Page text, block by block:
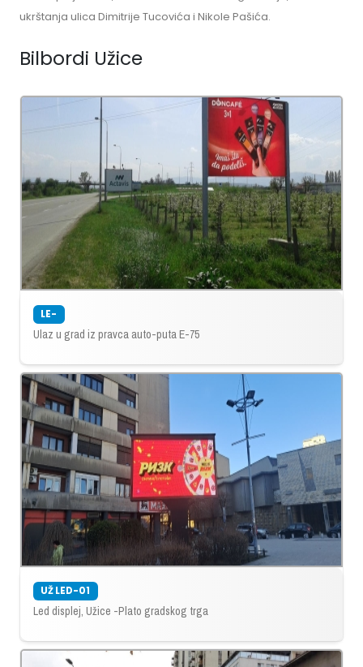
ukrštanja ulica Dimitrije Tucovića i Nikole Pašića.
Bilbordi Užice
LE-
Ulaz u grad iz pravca auto-puta E-75
UŽ LED-01
Led displej, Užice -Plato gradskog trga